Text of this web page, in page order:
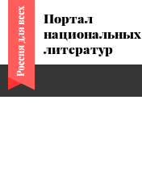
Портал
национальных
литератур